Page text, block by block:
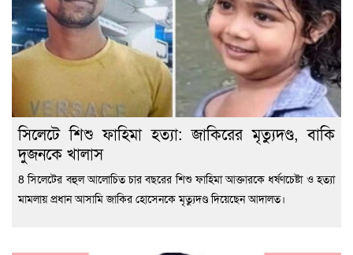
সিলেটে শিশু ফাহিমা হত্যা: জাকিরের মৃত্যুদণ্ড, বাকি
দুজনকে খালাস
8 সিলেটের বহুল আলোচিত চার বছরের শিশু ফাহিমা আক্তারকে ধর্ষণচেষ্টা ও হত্যা
মামলায় প্রধান আসামি জাকির হোসেনকে মৃত্যুদণ্ড দিয়েছেন আদালত।